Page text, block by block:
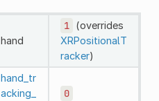
hand
1 (overrides
XRPositionalT
racker)
hand_tr
acking_
0